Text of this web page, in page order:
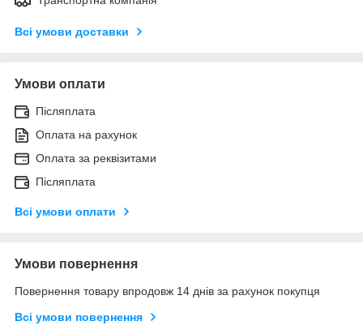
Всі умови доставки
Умови оплати
Післяплата
Оплата на рахунок
Оплата за реквізитами
Післяплата
Всі умови оплати
Умови повернення
Повернення товару впродовж 14 днів за рахунок покупця
Всі умови повернення